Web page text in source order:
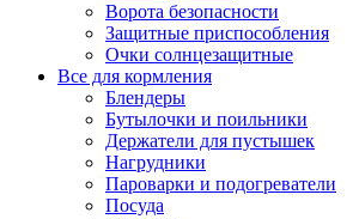
Ворота безопасности
Защитные приспособления
Очки солнцезащитные
Все для кормления
Блендеры
Бутылочки и поильники
Держатели для пустышек
Нагрудники
Пароварки и подогреватели
Посуда